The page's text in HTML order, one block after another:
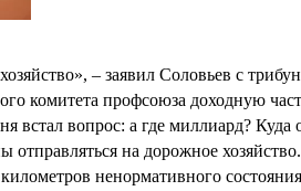
– заявил Соловьев с
комитета профсоюза доходную
встал вопрос: а где миллиард?
на дорожное
ненормативного